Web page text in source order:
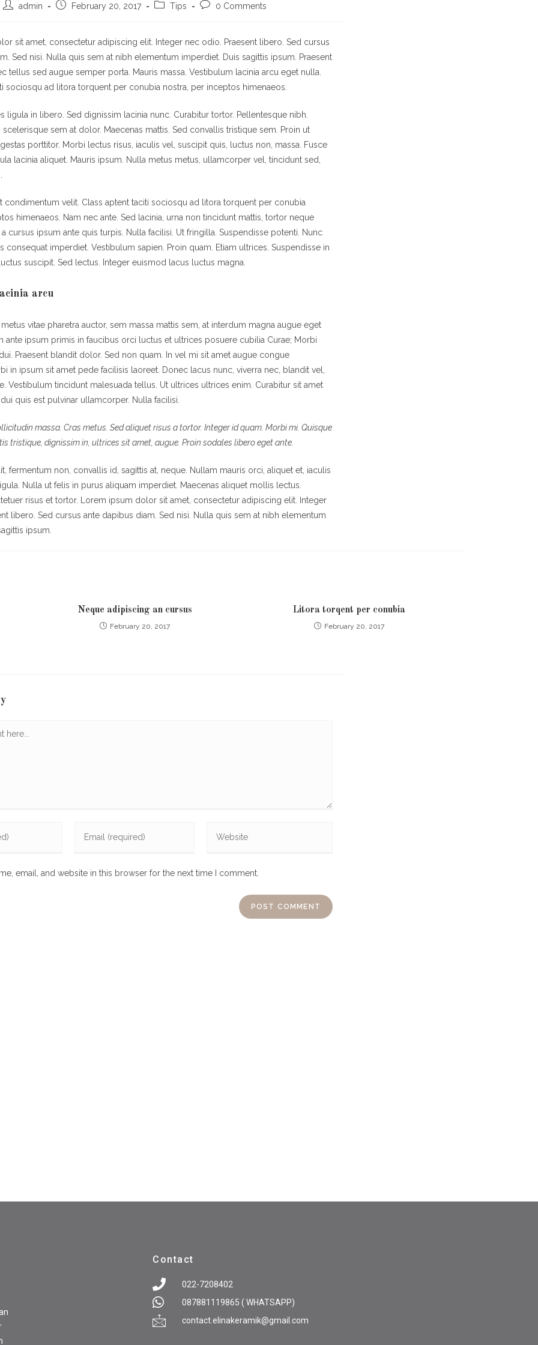
admin February 20, 2017 Tips 0 Comments
sit amet, consectetur adipiscing elit. Integer nec odio. Praesent libero. Sed cursus
Sed nisi. Nulla quis sem at nibh elementum imperdiet. Duis sagittis ipsum. Praesent
tellus sed augue semper porta. Mauris massa. Vestibulum lacinia arcu eget nulla.
sociosqu ad litora torquent per conubia nostra, per inceptos himenaeos.
ligula in libero. Sed dignissim lacinia nunc. Curabitur tortor. Pellentesque nibh.
scelerisque sem at dolor. Maecenas mattis. Sed convallis tristique sem. Proin ut
porttitor. Morbi lectus risus, iaculis vel, suscipit quis, luctus non, massa. Fusce
lacinia aliquet. Mauris ipsum. Nulla metus metus, ullamcorper vel, tincidunt sed,
condimentum velit. Class aptent taciti sociosqu ad litora torquent per conubia
himenaeos. Nam nec ante. Sed lacinia, urna non tincidunt mattis, tortor neque
cursus ipsum ante quis turpis. Nulla facilisi. Ut fringilla. Suspendisse potenti. Nunc
consequat imperdiet. Vestibulum sapien. Proin quam. Etiam ultrices. Suspendisse in
suscipit. Sed lectus. Integer euismod lacus luctus magna.
arcu
vitae pharetra auctor, sem massa mattis sem, at interdum magna augue eget
ante ipsum primis in faucibus orci luctus et ultrices posuere cubilia Curae; Morbi
Praesent blandit dolor. Sed non quam. In vel mi sit amet augue congue
in ipsum sit amet pede facilisis laoreet. Donec lacus nunc, viverra nec, blandit vel,
Vestibulum tincidunt malesuada tellus. Ut ultrices ultrices enim. Curabitur sit amet
quis est pulvinar ullamcorper. Nulla facilisi.
massa. Cras metus. Sed aliquet risus a tortor. Integer id quam. Morbi mi. Quisque
tristique, dignissim in, ultrices sit amet, augue. Proin sodales libero eget ante.
fermentum non, convallis id, sagittis at, neque. Nullam mauris orci, aliquet et, iaculis
Nulla ut felis in purus aliquam imperdiet. Maecenas aliquet mollis lectus.
risus et tortor. Lorem ipsum dolor sit amet, consectetur adipiscing elit. Integer
libero. Sed cursus ante dapibus diam. Sed nisi. Nulla quis sem at nibh elementum
ipsum.
Neque adipiscing an cursus
February 20, 2017
Litora torqent per conubia
February 20, 2017
email, and website in this browser for the next time I comment.
Contact
022-7208402
087881119865 ( WHATSAPP)
contact.elinakeramik@gmail.com